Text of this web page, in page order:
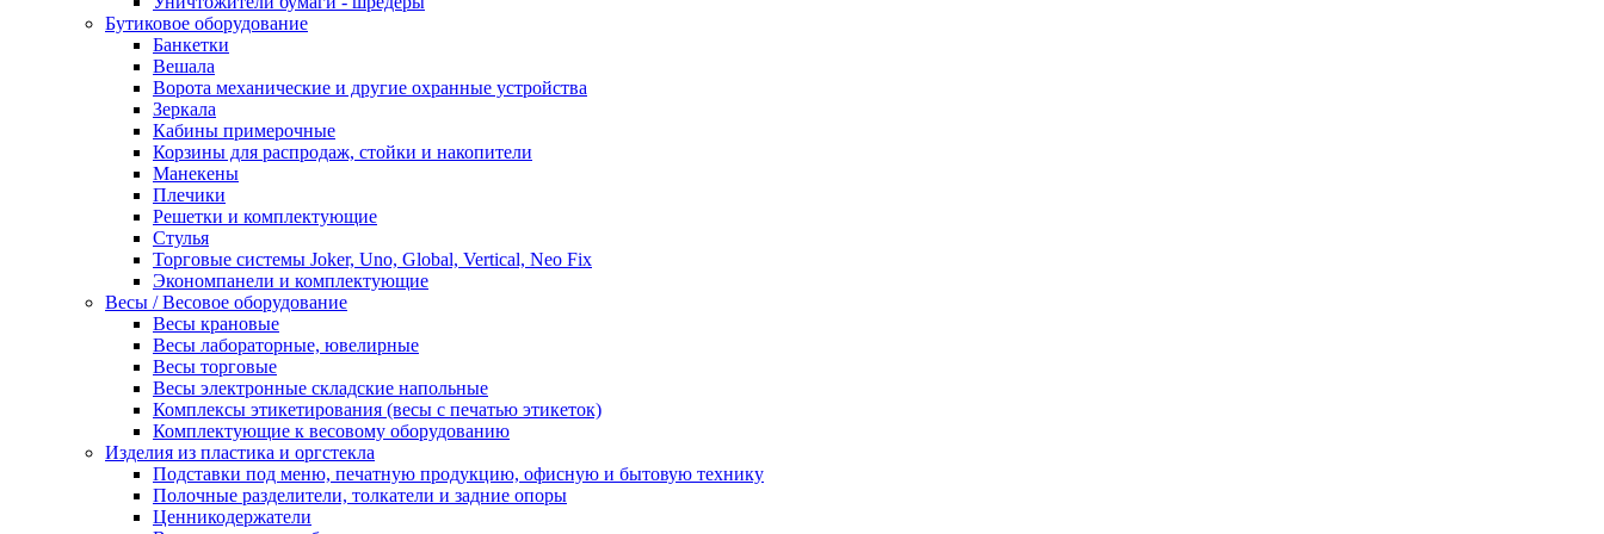
Бутиковое оборудование
Банкетки
Вешала
Ворота механические и другие охранные устройства
Зеркала
Кабины примерочные
Корзины для распродаж, стойки и накопители
Манекены
Плечики
Решетки и комплектующие
Стулья
Торговые системы Joker, Uno, Global, Vertical, Neo Fix
Экономпанели и комплектующие
Весы / Весовое оборудование
Весы крановые
Весы лабораторные, ювелирные
Весы торговые
Весы электронные складские напольные
Комплексы этикетирования (весы с печатью этикеток)
Комплектующие к весовому оборудованию
Изделия из пластика и оргстекла
Подставки под меню, печатную продукцию, офисную и бытовую технику
Полочные разделители, толкатели и задние опоры
Ценникодержатели